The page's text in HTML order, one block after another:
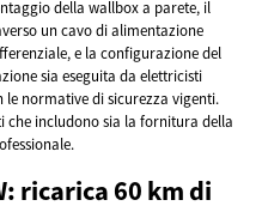
della wallbox a parete, il
un cavo di alimentazione
e la configurazione del
sia eseguita da elettricisti
normative di sicurezza vigenti.
che includono sia la fornitura della
ricarica 60 km di